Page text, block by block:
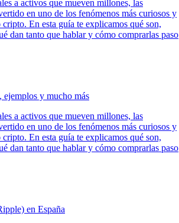
a activos que mueven millones, las
en uno de los fenómenos más curiosos y
En esta guía te explicamos qué son,
dan tanto que hablar y cómo comprarlas paso
y mucho más
a activos que mueven millones, las
en uno de los fenómenos más curiosos y
En esta guía te explicamos qué son,
dan tanto que hablar y cómo comprarlas paso
en España